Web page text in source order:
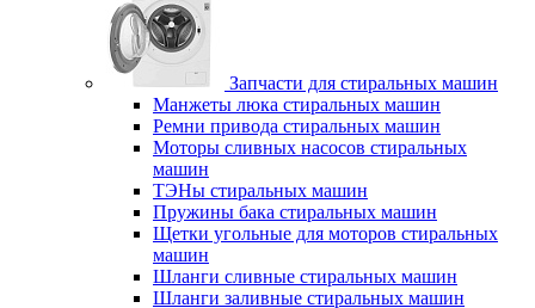
Запчасти для стиральных машин
Манжеты люка стиральных машин
Ремни привода стиральных машин
Моторы сливных насосов стиральных
машин
ТЭНы стиральных машин
Пружины бака стиральных машин
Щетки угольные для моторов стиральных
машин
Шланги сливные стиральных машин
Шланги заливные стиральных машин